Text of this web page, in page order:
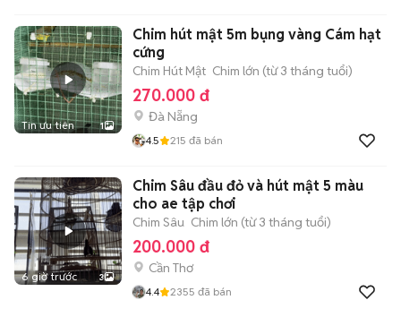
Tin ưu tiên 1
Chim hút mật 5m bụng vàng Cám hạt
cứng
Chim Hút Mật Chim lớn (từ 3 tháng tuổi)
270.000 đ
Đà Nẵng
4.5 215 đã bán
6 giờ trước 3
Chim Sâu đầu đỏ và hút mật 5 màu
cho ae tập chơi
Chim Sâu Chim lớn (từ 3 tháng tuổi)
200.000 đ
Cần Thơ
4.4 2355 đã bán